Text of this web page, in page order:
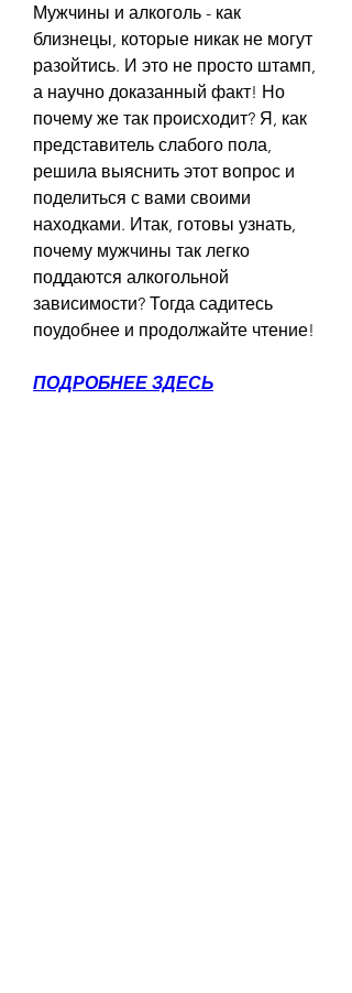
Мужчины и алкоголь - как
близнецы, которые никак не могут
разойтись. И это не просто штамп,
а научно доказанный факт! Но
почему же так происходит? Я, как
представитель слабого пола,
решила выяснить этот вопрос и
поделиться с вами своими
находками. Итак, готовы узнать,
почему мужчины так легко
поддаются алкогольной
зависимости? Тогда садитесь
поудобнее и продолжайте чтение!
ПОДРОБНЕЕ ЗДЕСЬ